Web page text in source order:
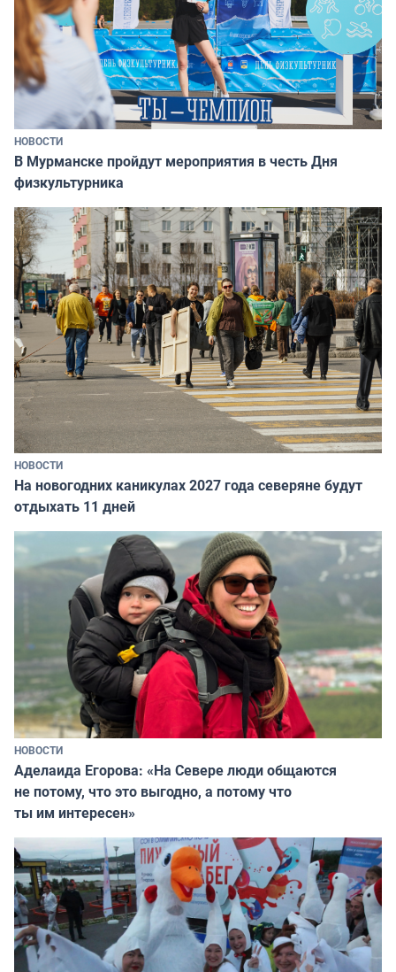
НОВОСТИ
В Мурманске пройдут мероприятия в честь Дня
физкультурника
НОВОСТИ
На новогодних каникулах 2027 года северяне будут
отдыхать 11 дней
НОВОСТИ
Аделаида Егорова: «На Севере люди общаются
не потому, что это выгодно, а потому что
ты им интересен»